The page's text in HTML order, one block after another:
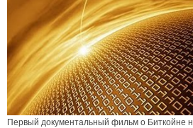
Первый документальный фильм о Биткойне